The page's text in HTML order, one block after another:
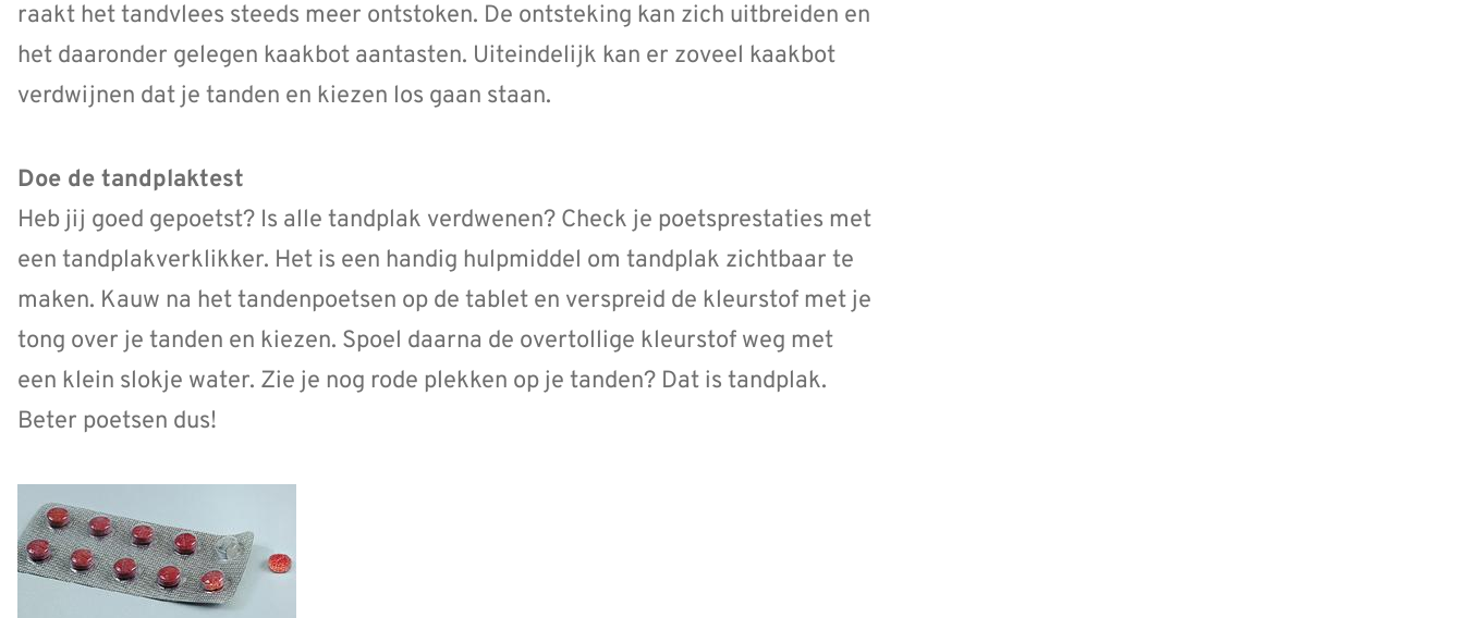
raakt het tandvlees steeds meer ontstoken. De ontsteking kan zich uitbreiden en
het daaronder gelegen kaakbot aantasten. Uiteindelijk kan er zoveel kaakbot
verdwijnen dat je tanden en kiezen los gaan staan.
Doe de tandplaktest
Heb jij goed gepoetst? Is alle tandplak verdwenen? Check je poetsprestaties met
een tandplakverklikker. Het is een handig hulpmiddel om tandplak zichtbaar te
maken. Kauw na het tandenpoetsen op de tablet en verspreid de kleurstof met je
tong over je tanden en kiezen. Spoel daarna de overtollige kleurstof weg met
een klein slokje water. Zie je nog rode plekken op je tanden? Dat is tandplak.
Beter poetsen dus!